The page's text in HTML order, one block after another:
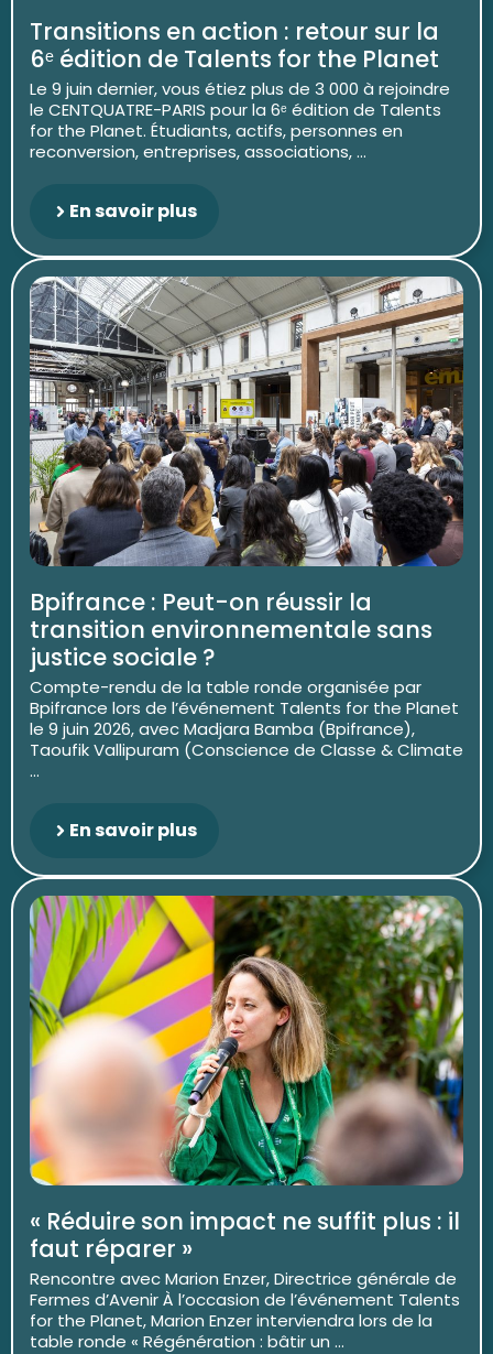
Transitions en action : retour sur la
6ᵉ édition de Talents for the Planet
Le 9 juin dernier, vous étiez plus de 3 000 à rejoindre
le CENTQUATRE-PARIS pour la 6ᵉ édition de Talents
for the Planet. Étudiants, actifs, personnes en
reconversion, entreprises, associations, ...
En savoir plus
Bpifrance : Peut-on réussir la
transition environnementale sans
justice sociale ?
Compte-rendu de la table ronde organisée par
Bpifrance lors de l’événement Talents for the Planet
le 9 juin 2026, avec Madjara Bamba (Bpifrance),
Taoufik Vallipuram (Conscience de Classe & Climate
...
En savoir plus
« Réduire son impact ne suffit plus : il
faut réparer »
Rencontre avec Marion Enzer, Directrice générale de
Fermes d’Avenir À l’occasion de l’événement Talents
for the Planet, Marion Enzer interviendra lors de la
table ronde « Régénération : bâtir un ...